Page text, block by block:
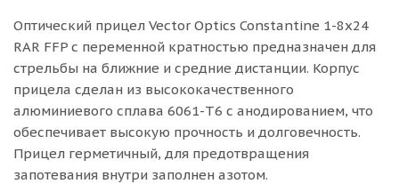
Оптический прицел Vector Optics Constantine 1-8x24
RAR FFP с переменной кратностью предназначен для
стрельбы на ближние и средние дистанции. Корпус
прицела сделан из высококачественного
алюминиевого сплава 6061-T6 с анодированием, что
обеспечивает высокую прочность и долговечность.
Прицел герметичный, для предотвращения
запотевания внутри заполнен азотом.